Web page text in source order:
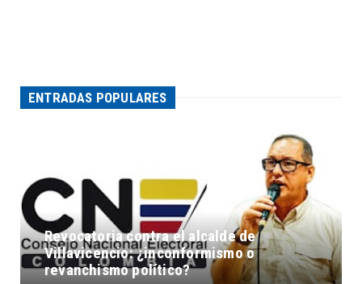
ENTRADAS POPULARES
Revocatoria contra el alcalde de
Villavicencio: ¿inconformismo o
revanchismo político?